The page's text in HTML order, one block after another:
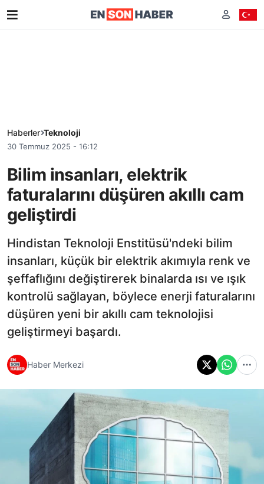
Haberler Teknoloji
30 Temmuz 2025 - 16:12
Bilim insanları, elektrik
faturalarını düşüren akıllı cam
geliştirdi
Hindistan Teknoloji Enstitüsü'ndeki bilim
insanları, küçük bir elektrik akımıyla renk ve
şeffaflığını değiştirerek binalarda ısı ve ışık
kontrolü sağlayan, böylece enerji faturalarını
düşüren yeni bir akıllı cam teknolojisi
geliştirmeyi başardı.
Haber Merkezi